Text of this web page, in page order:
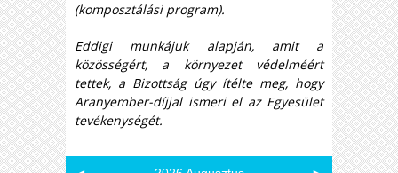
(komposztálási program).
Eddigi munkájuk alapján, amit a
közösségért, a környezet védelméért
tettek, a Bizottság úgy ítélte meg, hogy
Aranyember-díjjal ismeri el az Egyesület
tevékenységét.